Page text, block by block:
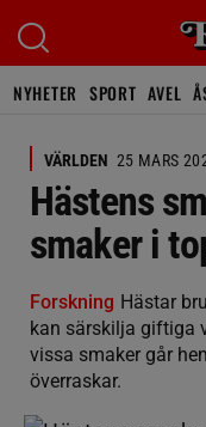
NYHETER SPORT AVEL
VÄRLDEN 25 MARS
Hästens
smaker i
Forskning Hästar
kan särskilja giftiga
vissa smaker går
överraskar.